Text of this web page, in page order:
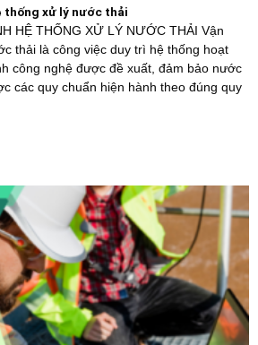
thống xử lý nước thải
HỆ THỐNG XỬ LÝ NƯỚC THẢI Vận
thải là công việc duy trì hệ thống hoạt
công nghệ được đề xuất, đảm bảo nước
các quy chuẩn hiện hành theo đúng quy